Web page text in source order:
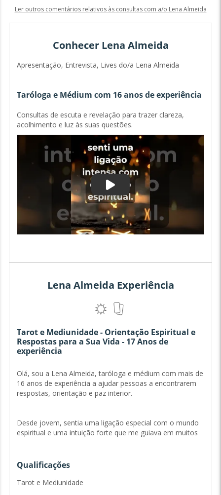
Ler outros comentários relativos às consultas com a/o Lena Almeida
Conhecer Lena Almeida
Apresentação, Entrevista, Lives do/a Lena Almeida
Taróloga e Médium com 16 anos de experiência
Consultas de escuta e revelação para trazer clareza,
acolhimento e luz às suas questões.
Lena Almeida Experiência
Tarot e Mediunidade - Orientação Espiritual e
Respostas para a Sua Vida - 17 Anos de
experiência
Olá, sou a Lena Almeida, taróloga e médium com mais de
16 anos de experiência a ajudar pessoas a encontrarem
respostas, orientação e paz interior.
Desde jovem, sentia uma ligação especial com o mundo
espiritual e uma intuição forte que me guiava em muitos
mistérios do universo e pela sabedoria ancestral. Foi na
adolescência que comecei a explorar o Tarot e a
Mediunidade, ferramentas que me ajudaram a
Qualificações
Tarot e Mediunidade